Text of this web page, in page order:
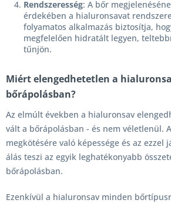
Rendszeresség: A bőr
érdekében a hialuronsavat
folyamatos alkalmazás biztosítja,
megfelelően hidratált legyen,
tűnjön.
Miért elengedhetetlen a
bőrápolásban?
Az elmúlt években a hialuronsav
vált a bőrápolásban - és nem véletlenül.
megkötésére való képessége és az
álás teszi az egyik leghatékonyabb
bőrápolásban.
Ezenkívül a hialuronsav minden